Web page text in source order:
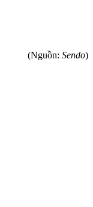
(Nguồn: Sendo)